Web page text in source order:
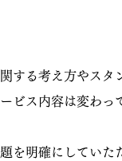
する考え方やスタ
ビス内容は変わっ
を明確にしていた